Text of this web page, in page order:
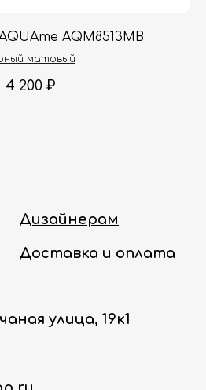
AQM8513MB
матовый
4 200 ₽